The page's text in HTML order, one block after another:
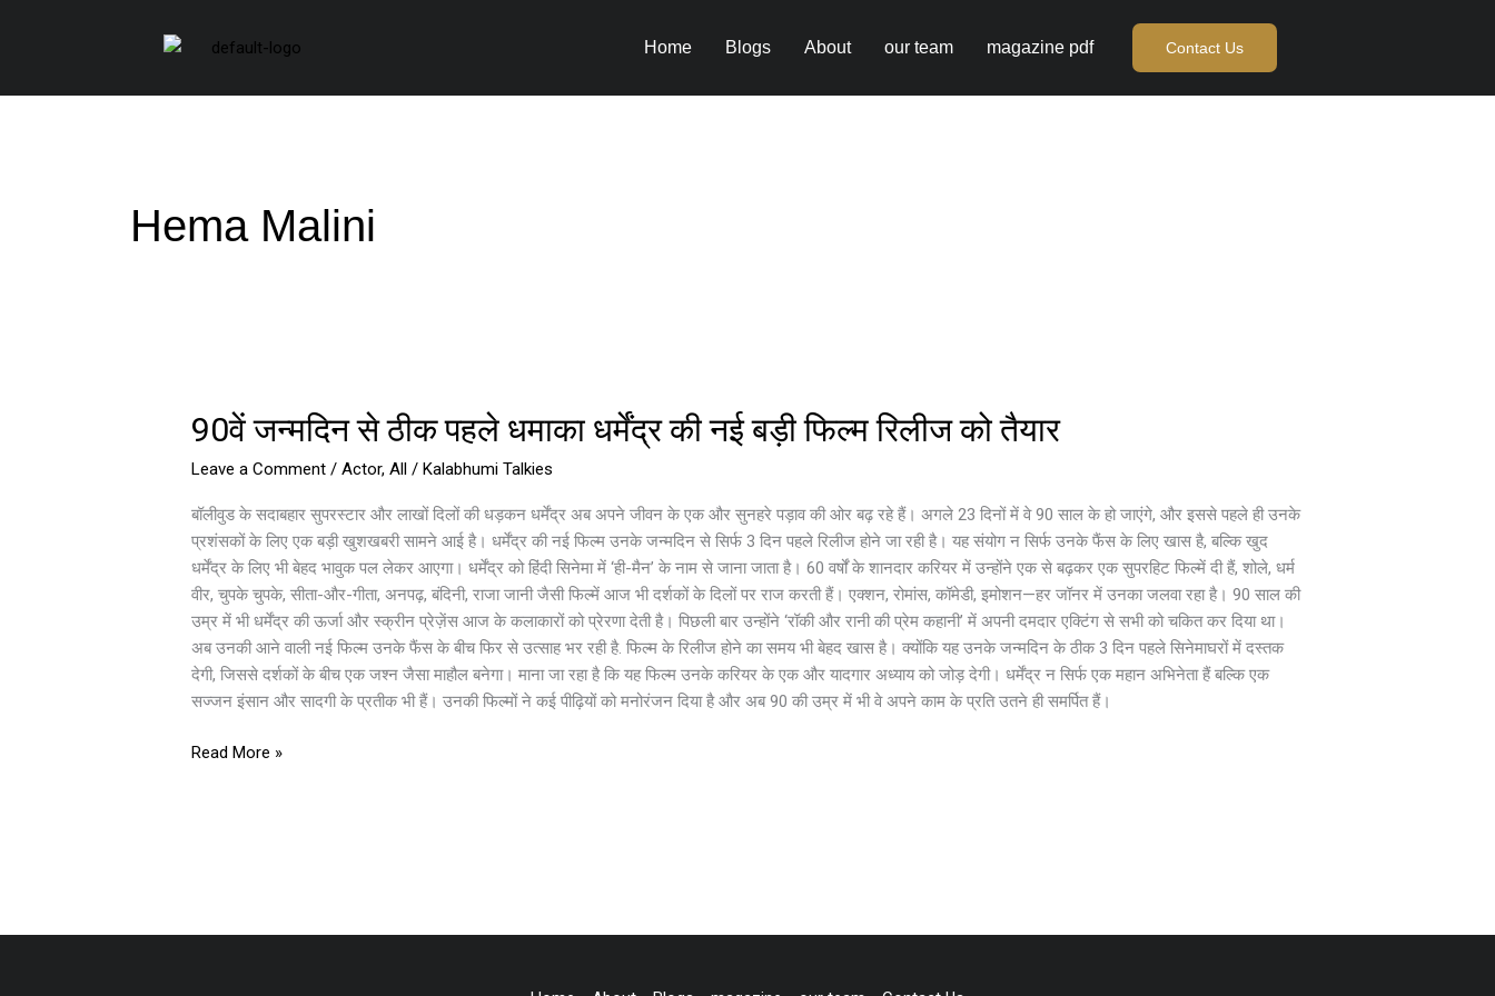
Home Blogs About our team magazine pdf Contact Us
Hema Malini
90वें जन्मदिन से ठीक पहले धमाका धर्मेंद्र की नई बड़ी फिल्म रिलीज को तैयार
Leave a Comment /Actor,All /Kalabhumi Talkies
बॉलीवुड के सदाबहार सुपरस्टार और लाखों दिलों की धड़कन धर्मेंद्र अब अपने जीवन के एक और सुनहरे पड़ाव की ओर बढ़ रहे हैं। अगले 23 दिनों में वे 90 साल के हो जाएंगे, और इससे पहले ही उनके
प्रशंसकों के लिए एक बड़ी खुशखबरी सामने आई है। धर्मेंद्र की नई फिल्म उनके जन्मदिन से सिर्फ 3 दिन पहले रिलीज होने जा रही है। यह संयोग न सिर्फ उनके फैंस के लिए खास है, बल्कि खुद
धर्मेंद्र के लिए भी बेहद भावुक पल लेकर आएगा। धर्मेंद्र को हिंदी सिनेमा में ‘ही-मैन’ के नाम से जाना जाता है। 60 वर्षों के शानदार करियर में उन्होंने एक से बढ़कर एक सुपरहिट फिल्में दी हैं, शोले, धर्म
वीर, चुपके चुपके, सीता-और-गीता, अनपढ़, बंदिनी, राजा जानी जैसी फिल्में आज भी दर्शकों के दिलों पर राज करती हैं। एक्शन, रोमांस, कॉमेडी, इमोशन—हर जॉनर में उनका जलवा रहा है। 90 साल की
उम्र में भी धर्मेंद्र की ऊर्जा और स्क्रीन प्रेज़ेंस आज के कलाकारों को प्रेरणा देती है। पिछली बार उन्होंने ‘रॉकी और रानी की प्रेम कहानी’ में अपनी दमदार एक्टिंग से सभी को चकित कर दिया था।
अब उनकी आने वाली नई फिल्म उनके फैंस के बीच फिर से उत्साह भर रही है. फिल्म के रिलीज होने का समय भी बेहद खास है। क्योंकि यह उनके जन्मदिन के ठीक 3 दिन पहले सिनेमाघरों में दस्तक
देगी, जिससे दर्शकों के बीच एक जश्न जैसा माहौल बनेगा। माना जा रहा है कि यह फिल्म उनके करियर के एक और यादगार अध्याय को जोड़ देगी। धर्मेंद्र न सिर्फ एक महान अभिनेता हैं बल्कि एक
सज्जन इंसान और सादगी के प्रतीक भी हैं। उनकी फिल्मों ने कई पीढ़ियों को मनोरंजन दिया है और अब 90 की उम्र में भी वे अपने काम के प्रति उतने ही समर्पित हैं।
जन्मदिन
से
ठीक
पहले
धमाका
धर्मेंद्र
की
बड़ी
फिल्म
रिलीज
तैयार
Read More »